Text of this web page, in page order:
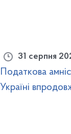
31 серпня
Податкова
Україні